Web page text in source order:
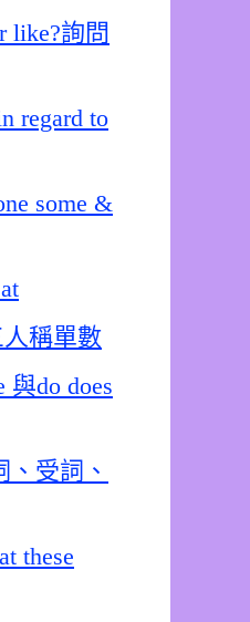
like?詢問
regard to
some &
稱單數
與do does
受詞、
these